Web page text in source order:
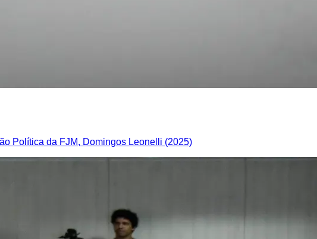
Política da FJM, Domingos Leonelli (2025)